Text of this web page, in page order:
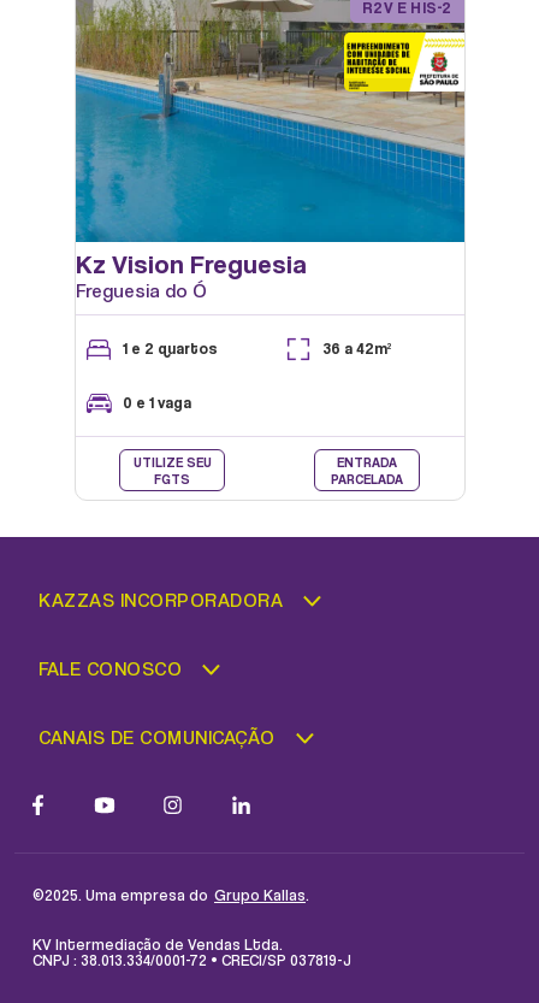
SALÃO DE FESTAS
SALÃO DE JOGOS
R2V E HIS-2
Kz Vision Freguesia
Freguesia do Ó
1 e 2 quartos 36 a 42m²
0 e 1 vaga
UTILIZE SEU
FGTS
ENTRADA
PARCELADA
KAZZAS INCORPORADORA
FALE CONOSCO
CANAIS DE COMUNICAÇÃO
©2025. Uma empresa do Grupo Kallas.
KV Intermediação de Vendas Ltda.
CNPJ : 38.013.334/0001-72 • CRECI/SP 037819-J